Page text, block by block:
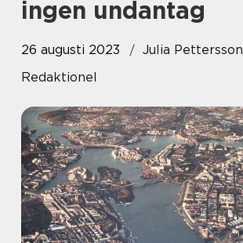
ingen undantag
26 augusti 2023
Julia Pettersson
Redaktionel